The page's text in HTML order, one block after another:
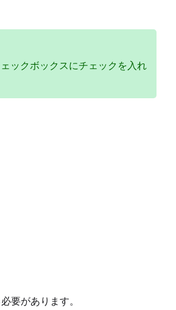
ックボックスにチェックを入れ
要があります。